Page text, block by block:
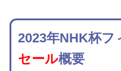
2023年NHK杯フ
セール概要